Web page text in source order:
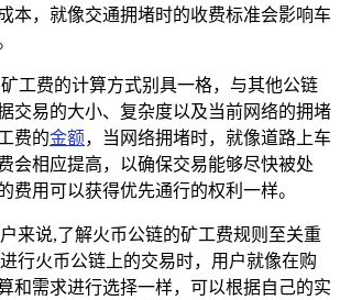
本，就像交通拥堵时的收费标准会影响车
工费的计算方式别具一格，与其他公链
交易的大小、复杂度以及当前网络的拥堵
费的金额，当网络拥堵时，就像道路上车
会相应提高，以确保交易能够尽快被处
费用可以获得优先通行的权利一样。
来说,了解火币公链的矿工费规则至关重
行火币公链上的交易时，用户就像在购
和需求进行选择一样，可以根据自己的实